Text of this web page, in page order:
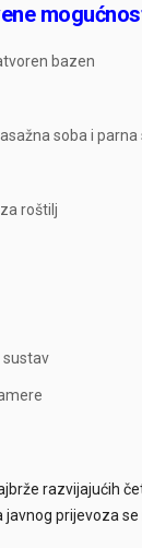
bazen
soba i parna
roštilj
sustav
razvijajućih
prijevoza